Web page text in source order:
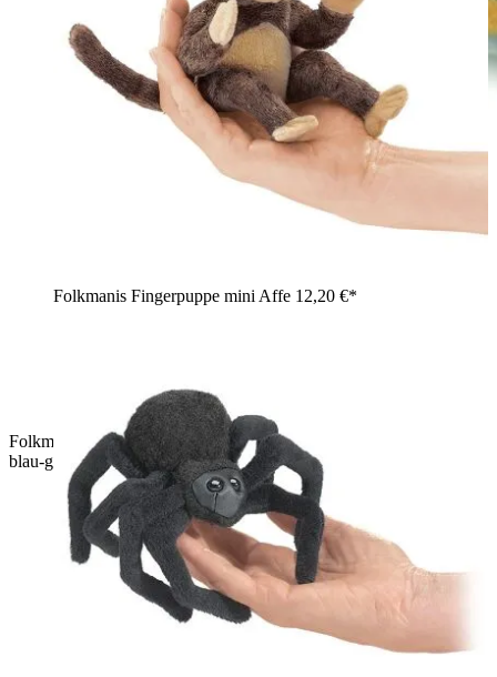
Folkmanis Fingerpuppe mini Schlange, zusammengerollt, mit
blau-goldenem Schuppenmuster und glänzenden Augen
Folkmanis Fingerpuppe mini Affe 12,20 €*